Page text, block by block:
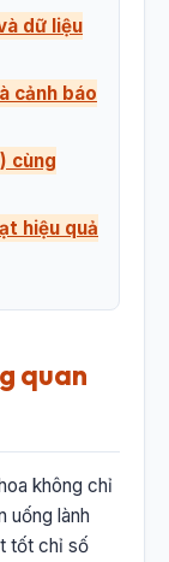
dữ liệu
cảnh báo
cùng
hiệu quả
quan
không chỉ
uống lành
tốt chỉ số